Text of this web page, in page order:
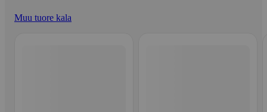
Muu tuore kala